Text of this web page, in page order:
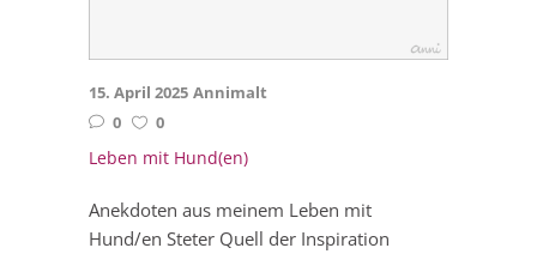
15. April 2025 Annimalt
0
0
Leben mit Hund(en)
Anekdoten aus meinem Leben mit
Hund/en Steter Quell der Inspiration